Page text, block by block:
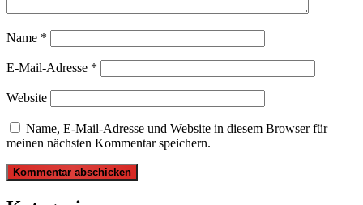
Name *
E-Mail-Adresse *
Website
Name, E-Mail-Adresse und Website in diesem Browser für
meinen nächsten Kommentar speichern.